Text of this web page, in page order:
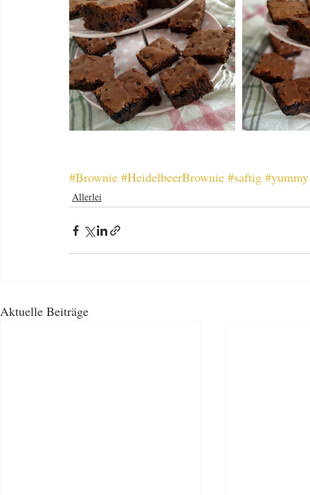
#Brownie #HeidelbeerBrownie #saftig #yummy
Allerlei
Aktuelle Beiträge